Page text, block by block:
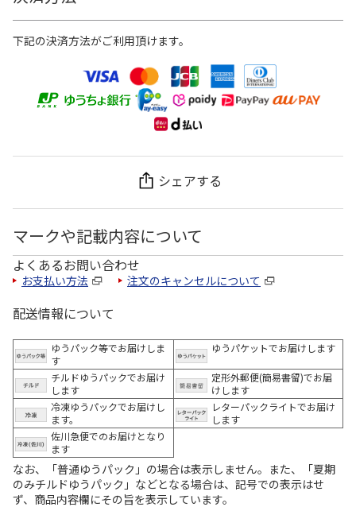
下記の決済方法がご利用頂けます。
シェアする
マークや記載内容について
よくあるお問い合わせ
お支払い方法 注文のキャンセルについて
配送情報について
ゆうパック等でお届けしま
す
ゆうパケットでお届けします
チルドゆうパックでお届け
します
定形外郵便(簡易書留)でお届
けします
冷凍ゆうパックでお届けし
ます。
レターパックライトでお届け
します
佐川急便でのお届けとなり
ます
なお、「普通ゆうパック」の場合は表示しません。また、「夏期
のみチルドゆうパック」などとなる場合は、記号での表示はせ
ず、商品内容欄にその旨を表示しています。